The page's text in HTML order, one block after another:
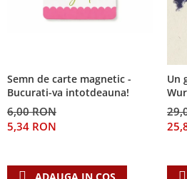
Semn de carte magnetic -
Bucurati-va intotdeauna!
6,00 RON
5,34 RON
Un